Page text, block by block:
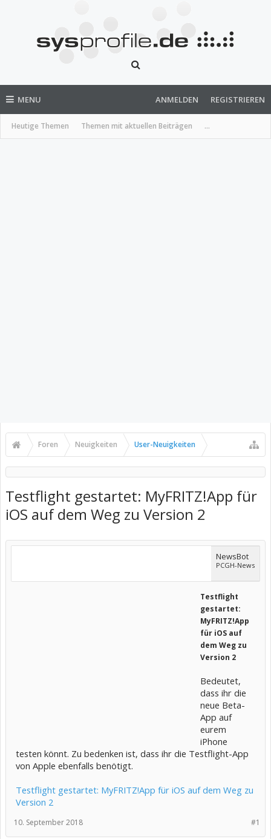
MENU
Heutige Themen Themen mit aktuellen Beiträgen ...
ANMELDEN REGISTRIEREN
Foren Neuigkeiten User-Neuigkeiten
Testflight gestartet: MyFRITZ!App für
iOS auf dem Weg zu Version 2
NewsBot
PCGH-News
Testflight
gestartet:
MyFRITZ!App
für iOS auf
dem Weg zu
Version 2
Bedeutet,
dass ihr die
neue Beta-
App auf
eurem
iPhone
testen könnt. Zu bedenken ist, dass ihr die Testflight-App
von Apple ebenfalls benötigt.
Testflight gestartet: MyFRITZ!App für iOS auf dem Weg zu
Version 2
#1
10. September 2018